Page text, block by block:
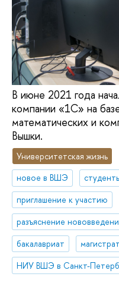
В июне 2021 года
компании «1С» на
математических и
Вышки.
Университетская жизнь
новое в ВШЭ
приглашение к участию
разъяснение
бакалавриат
НИУ ВШЭ в Санкт-